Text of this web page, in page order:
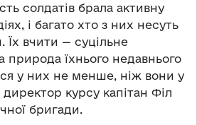
солдатів брала активну
і багато хто з них несуть
Їх вчити — суцільне
природа їхнього недавнього
у них не менше, ніж вони у
курсу капітан Філ
бригади.